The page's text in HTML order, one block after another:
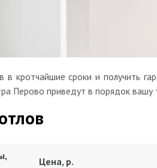
кротчайшие сроки и получить
Перово приведут в порядок вашу
Цена, р.